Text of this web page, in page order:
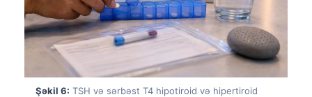
Şəkil 6: TSH və sərbəst T4 hipotiroid və hipertiroid
Українська
O‘zbekcha
Català
Қазақ тілі